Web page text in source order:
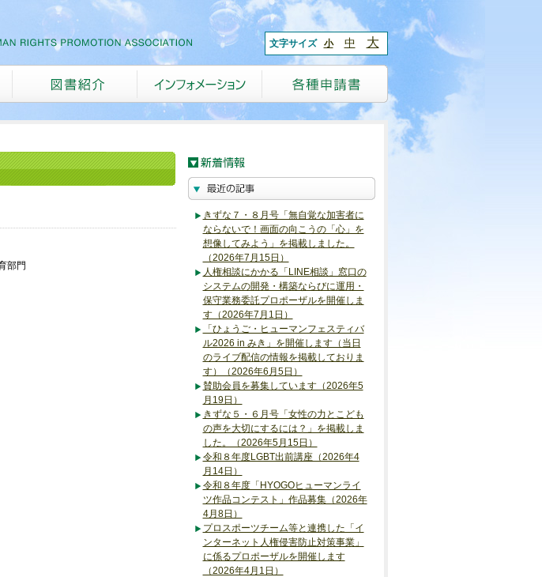
文字サイズ 小 中 大
部門
きずな７・８月号「無自覚な加害者に
ならないで！画面の向こうの「心」を
想像してみよう」を掲載しました。
（2026年7月15日）
人権相談にかかる「LINE相談」窓口の
システムの開発・構築ならびに運用・
保守業務委託プロポーザルを開催しま
す（2026年7月1日）
「ひょうご・ヒューマンフェスティバ
ル2026 in みき」を開催します（当日
のライブ配信の情報を掲載しておりま
す）（2026年6月5日）
賛助会員を募集しています（2026年5
月19日）
きずな５・６月号「女性の力とこども
の声を大切にするには？」を掲載しま
した。（2026年5月15日）
令和８年度LGBT出前講座（2026年4
月14日）
令和８年度「HYOGOヒューマンライ
ツ作品コンテスト」作品募集（2026年
4月8日）
プロスポーツチーム等と連携した「イ
ンターネット人権侵害防止対策事業」
に係るプロポーザルを開催します
（2026年4月1日）